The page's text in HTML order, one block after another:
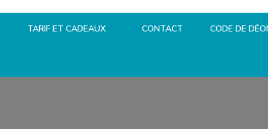
TARIF ET CADEAUX CONTACT CODE DE